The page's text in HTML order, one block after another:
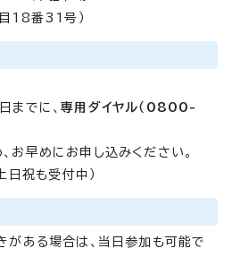
18番31号）
までに、専用ダイヤル（0800-
お早めにお申し込みください。
日祝も受付中）
がある場合は、当日参加も可能で